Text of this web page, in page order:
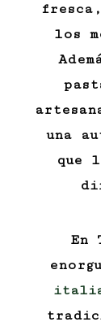
los
una
que
En